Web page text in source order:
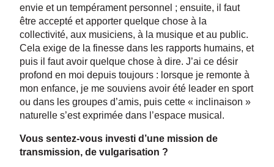
envie et un tempérament personnel ; ensuite, il faut
être accepté et apporter quelque chose à la
collectivité, aux musiciens, à la musique et au public.
Cela exige de la finesse dans les rapports humains, et
puis il faut avoir quelque chose à dire. J’ai ce désir
profond en moi depuis toujours : lorsque je remonte à
mon enfance, je me souviens avoir été leader en sport
ou dans les groupes d’amis, puis cette « inclinaison »
naturelle s’est exprimée dans l’espace musical.
Vous sentez-vous investi d’une mission de
transmission, de vulgarisation ?